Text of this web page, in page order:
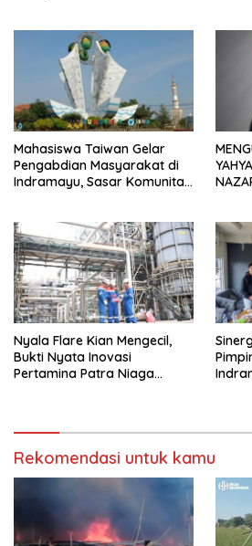
Mahasiswa Taiwan Gelar
Pengabdian Masyarakat di
Indramayu, Sasar Komunitas
Nyala Flare Kian Mengecil,
Bukti Nyata Inovasi
Pertamina Patra Niaga
Rekomendasi untuk kamu